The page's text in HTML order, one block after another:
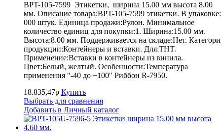
BPT-105-7599 Этикетки, ширина 15.00 мм высота 8.00
мм. Описание товара:BPT-105-7599 этикетки. В
000 штук. Единица продажи:Рулон. Минимальное
количество единиц для покупки:1. Ширина:15.00 мм.
Высота:8.00 мм. Поддерживается на складе:Нет.
продукции:Контейнеры и вставки. Для:THT.
Применение:Вставки в контейнеры из винила.
Цвет:Белый, желтый. Особенности:Температура
применения "-40 до +100" Риббон R-7950.
18.835,47р Купить
Выбрать для сравнения
Добавить в Личный каталог